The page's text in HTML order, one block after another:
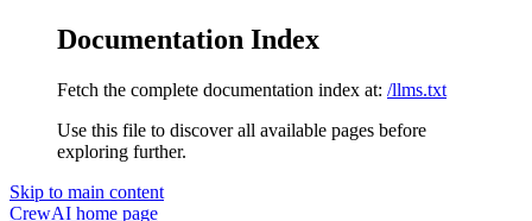
Documentation Index
Fetch the complete documentation index at: /llms.txt
Use this file to discover all available pages before
exploring further.
Skip to main content
CrewAI home page